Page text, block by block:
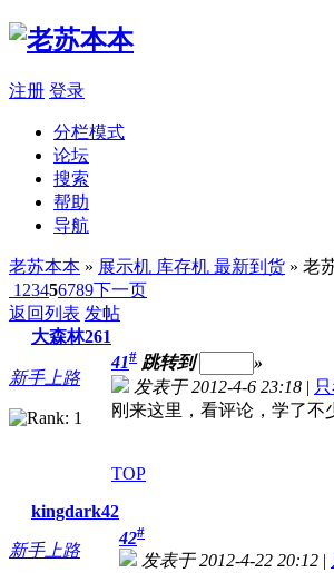
注册 登录
分栏模式
论坛
搜索
帮助
导航
老苏本本 » 展示机 库存机 最新到货 » 老
1 23456789下一页
返回列表 发帖
大森林261
新手上路
41# 跳转到
»
发表于 2012-4-6 23:18 |
刚来这里，看评论，学了不
TOP
kingdark42
新手上路
42#
发表于 2012-4-22 20:12 |